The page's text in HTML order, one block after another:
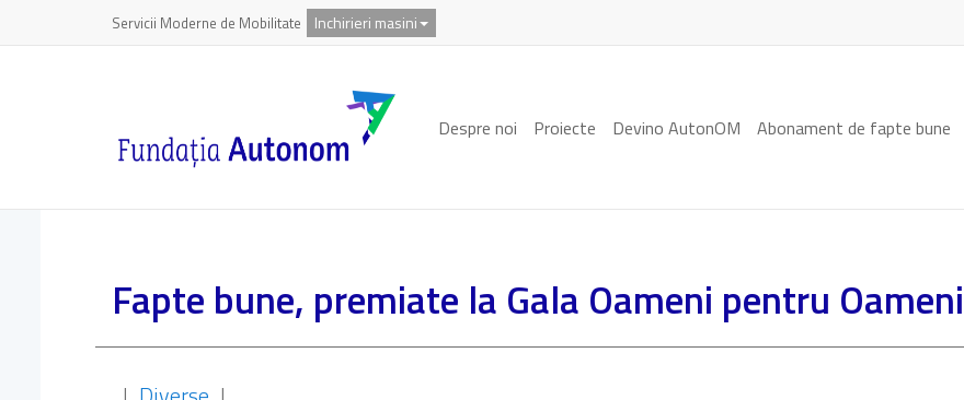
Servicii Moderne de Mobilitate Inchirieri masini
Despre noi Proiecte Devino AutonOM Abonament de fapte bune
Fapte bune, premiate la Gala Oameni pentru Oameni